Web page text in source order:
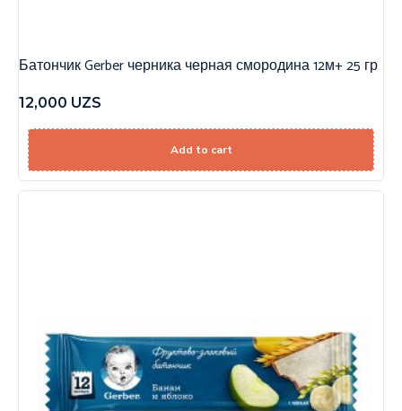
Батончик Gerber черника черная смородина 12м+ 25 гр
12,000 UZS
Add to cart